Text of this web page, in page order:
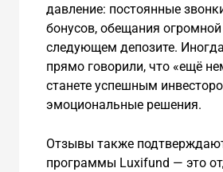
давление: постоянные
бонусов, обещания
следующем депозите.
прямо говорили, что «ещё
станете успешным
эмоциональные решения.
Отзывы также
программы Luxifund — это